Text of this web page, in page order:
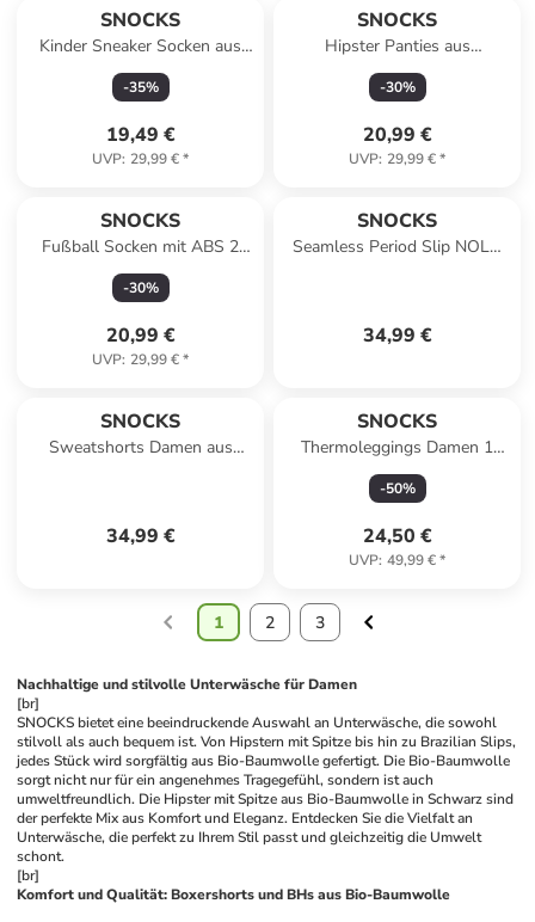
SNOCKS
Kinder Sneaker Socken aus
Bio-Baumwolle 6 Paar in
Weiß
-35%
19,49 €
UVP: 29,99 €*
SNOCKS
Hipster Panties aus
Mikrofaser 3 Stück in Schwarz
-30%
20,99 €
UVP: 29,99 €*
SNOCKS
Fußball Socken mit ABS 2
Paar in Weiß
-30%
20,99 €
UVP: 29,99 €*
SNOCKS
Seamless Period Slip NOLA
34,99 €
SNOCKS
Sweatshorts Damen aus
34,99 €
SNOCKS
Thermoleggings Damen 1
Stück in Grau
-50%
24,50 €
UVP: 49,99 €*
1 2 3
Nachhaltige und stilvolle Unterwäsche für Damen
[br]
SNOCKS bietet eine beeindruckende Auswahl an Unterwäsche, die sowohl
stilvoll als auch bequem ist. Von Hipstern mit Spitze bis hin zu Brazilian Slips,
jedes Stück wird sorgfältig aus Bio-Baumwolle gefertigt. Die Bio-Baumwolle
sorgt nicht nur für ein angenehmes Tragegefühl, sondern ist auch
umweltfreundlich. Die Hipster mit Spitze aus Bio-Baumwolle in Schwarz sind
der perfekte Mix aus Komfort und Eleganz. Entdecken Sie die Vielfalt an
Unterwäsche, die perfekt zu Ihrem Stil passt und gleichzeitig die Umwelt
schont.
[br]
Komfort und Qualität: Boxershorts und BHs aus Bio-Baumwolle